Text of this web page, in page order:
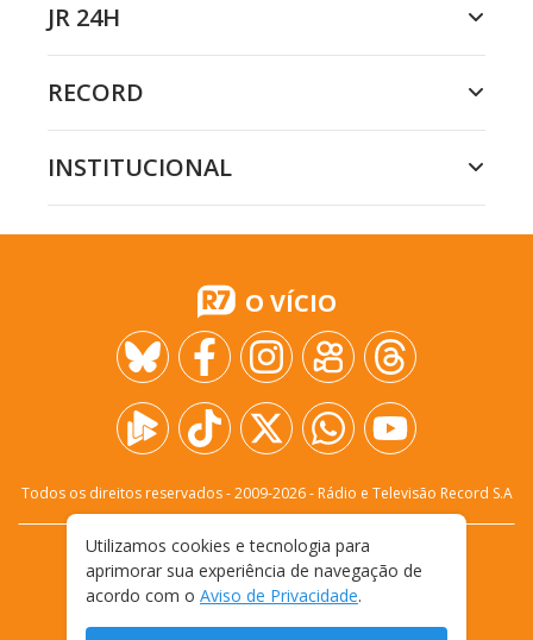
JR 24H
RECORD
INSTITUCIONAL
O VÍCIO
Todos os direitos reservados - 2009-2026- Rádio e Televisão Record S.A
FALE CONOSCO
PRIVACIDADE
TERMOS E CONDIÇÕES DE USO
Utilizamos cookies e tecnologia para
aprimorar sua experiência de navegação de
acordo com o Aviso de Privacidade.